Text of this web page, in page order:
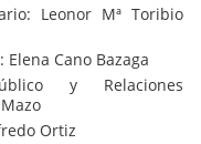
Leonor Mª Toribio
Cano Bazaga
y Relaciones
Ortiz